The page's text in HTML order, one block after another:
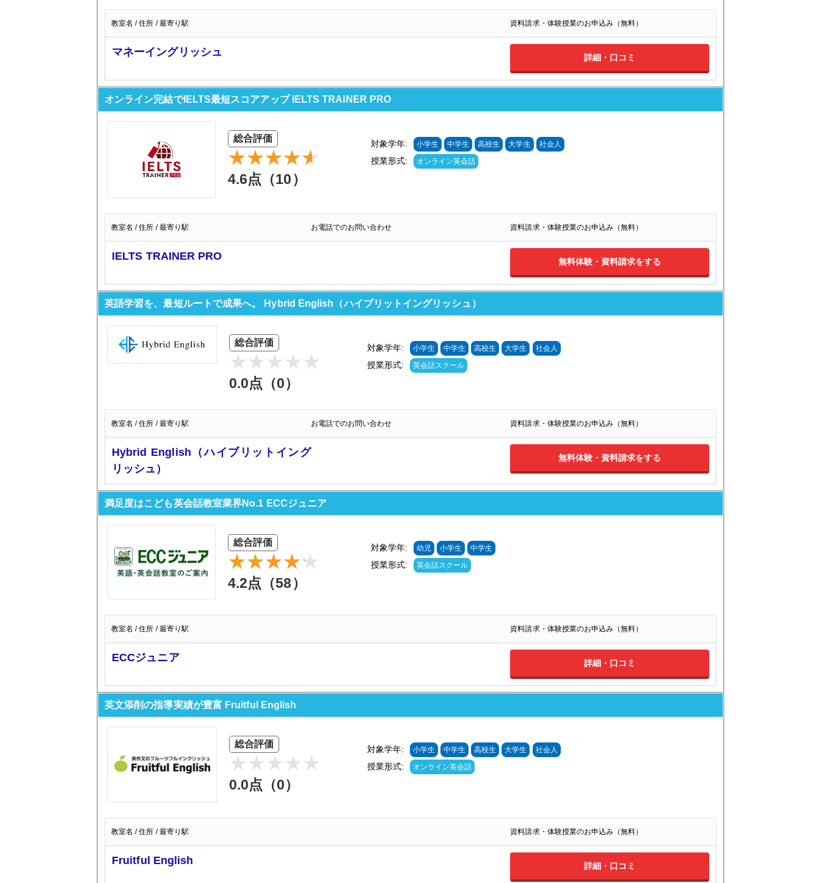
教室名 / 住所 / 最寄り駅 資料請求・体験授業のお申込み（無料）
マネーイングリッシュ 詳細・口コミ
オンライン完結でIELTS最短スコアアップ IELTS TRAINER PRO
総合評価
4.6点（10）
対象学年: 小学生 中学生 高校生 大学生 社会人
授業形式: オンライン英会話
教室名 / 住所 / 最寄り駅 お電話でのお問い合わせ 資料請求・体験授業のお申込み（無料）
IELTS TRAINER PRO 無料体験・資料請求をする
英語学習を、最短ルートで成果へ。 Hybrid English（ハイブリットイングリッシュ）
総合評価
0.0点（0）
対象学年: 小学生 中学生 高校生 大学生 社会人
授業形式: 英会話スクール
教室名 / 住所 / 最寄り駅 お電話でのお問い合わせ 資料請求・体験授業のお申込み（無料）
Hybrid English（ハイブリットイング
リッシュ）
無料体験・資料請求をする
満足度はこども英会話教室業界No.1 ECCジュニア
総合評価
4.2点（58）
対象学年: 幼児 小学生 中学生
授業形式: 英会話スクール
教室名 / 住所 / 最寄り駅 資料請求・体験授業のお申込み（無料）
ECCジュニア 詳細・口コミ
英文添削の指導実績が豊富 Fruitful English
総合評価
0.0点（0）
対象学年: 小学生 中学生 高校生 大学生 社会人
授業形式: オンライン英会話
教室名 / 住所 / 最寄り駅 資料請求・体験授業のお申込み（無料）
Fruitful English 詳細・口コミ